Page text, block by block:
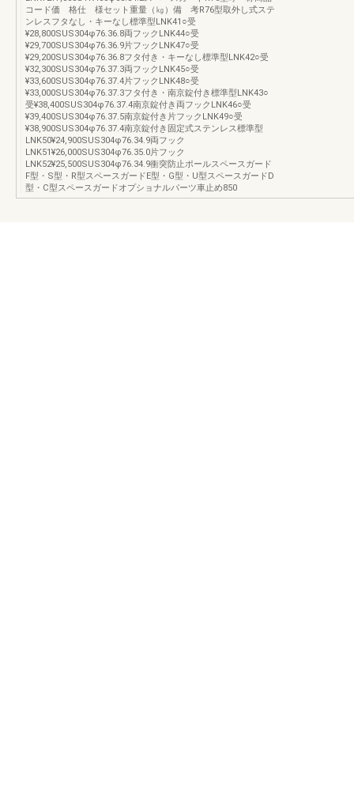
コード価 格仕 様セット重量（㎏）備 考R76型取外し式ステ
ンレスフタなし・キーなし標準型LNK41○受
¥28,800SUS304φ76.36.8両フックLNK44○受
¥29,700SUS304φ76.36.9片フックLNK47○受
¥29,200SUS304φ76.36.8フタ付き・キーなし標準型LNK42○受
¥32,300SUS304φ76.37.3両フックLNK45○受
¥33,600SUS304φ76.37.4片フックLNK48○受
¥33,000SUS304φ76.37.3フタ付き・南京錠付き標準型LNK43○
受¥38,400SUS304φ76.37.4南京錠付き両フックLNK46○受
¥39,400SUS304φ76.37.5南京錠付き片フックLNK49○受
¥38,900SUS304φ76.37.4南京錠付き固定式ステンレス標準型
LNK50¥24,900SUS304φ76.34.9両フック
LNK51¥26,000SUS304φ76.35.0片フック
LNK52¥25,500SUS304φ76.34.9衝突防止ポールスペースガード
F型・S型・R型スペースガードE型・G型・U型スペースガードD
型・C型スペースガードオプショナルパーツ車止め850